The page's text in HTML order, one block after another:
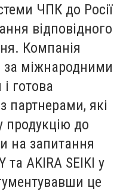
ЧПК до Росії
відповідного
Компанія
за міжнародними
готова
партнерами, які
продукцію до
на запитання
та AKIRA SEIKI у
це